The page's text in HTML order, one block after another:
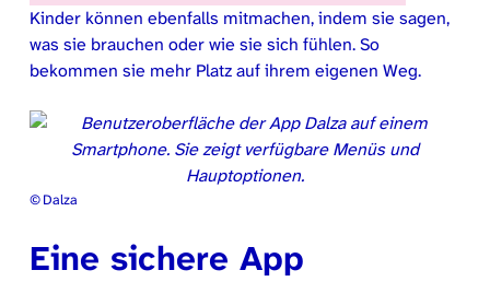
Kinder können ebenfalls mitmachen, indem sie sagen,
was sie brauchen oder wie sie sich fühlen. So
bekommen sie mehr Platz auf ihrem eigenen Weg.
© Dalza
Eine sichere App